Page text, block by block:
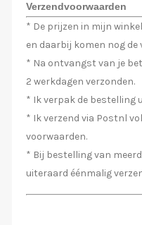
Verzendvoorwaarden
* De prijzen in mijn
en daarbij komen nog de
* Na ontvangst van je
2 werkdagen verzonden.
* Ik verpak de bestelling
* Ik verzend via Postnl
voorwaarden.
* Bij bestelling van
uiteraard éénmalig